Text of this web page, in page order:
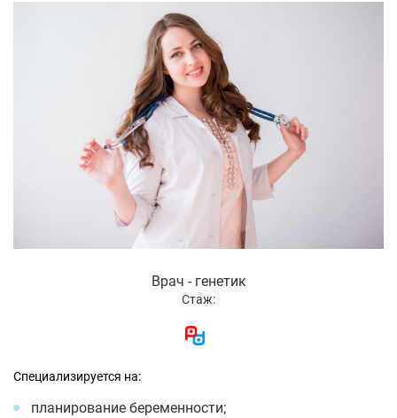
Врач - генетик
Стаж:
Специализируется на:
планирование беременности;